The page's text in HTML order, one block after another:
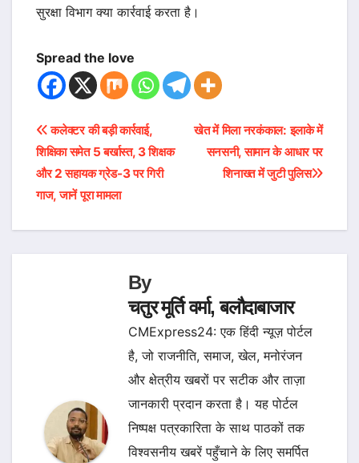
सुरक्षा विभाग क्या कार्रवाई करता है।
Spread the love
Post
navigation
खेत में मिला नरकंकाल: इलाके में
सनसनी, सामान के आधार पर
शिनाख्त में जुटी पुलिस
कलेक्टर की बड़ी कार्रवाई,
शिक्षिका समेत 5 बर्खास्त, 3 शिक्षक
और 2 सहायक ग्रेड-3 पर गिरी
गाज, जानें पूरा मामला
By
चतुर मूर्ति वर्मा, बलौदाबाजार
CMExpress24: एक हिंदी न्यूज़ पोर्टल
है, जो राजनीति, समाज, खेल, मनोरंजन
और क्षेत्रीय खबरों पर सटीक और ताज़ा
जानकारी प्रदान करता है। यह पोर्टल
निष्पक्ष पत्रकारिता के साथ पाठकों तक
विश्वसनीय खबरें पहुँचाने के लिए समर्पित